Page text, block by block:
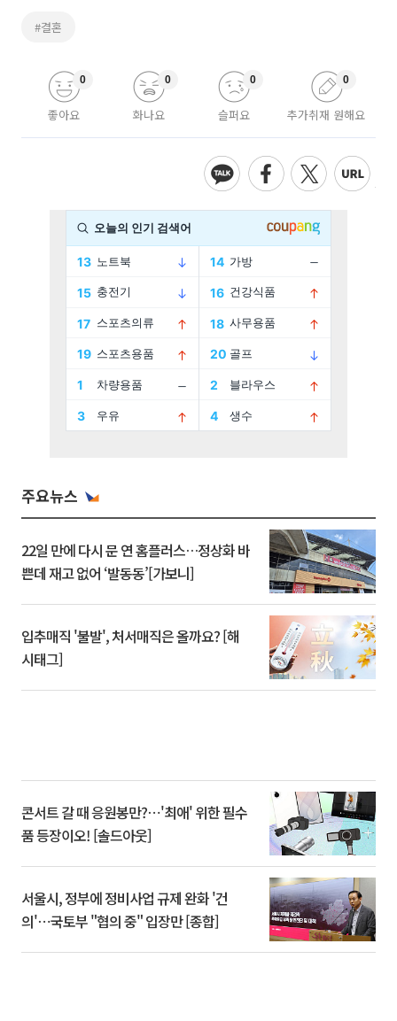
#결혼
좋아요
0
화나요
0
슬퍼요
0
추가취재 원해요
0
주요뉴스
22일 만에 다시 문 연 홈플러스…정상화 바
쁜데 재고 없어 ‘발동동’[가보니]
입추매직 '불발', 처서매직은 올까요? [해
시태그]
콘서트 갈 때 응원봉만?⋯'최애' 위한 필수
품 등장이오! [솔드아웃]
서울시, 정부에 정비사업 규제 완화 '건
의'⋯국토부 "협의 중" 입장만 [종합]